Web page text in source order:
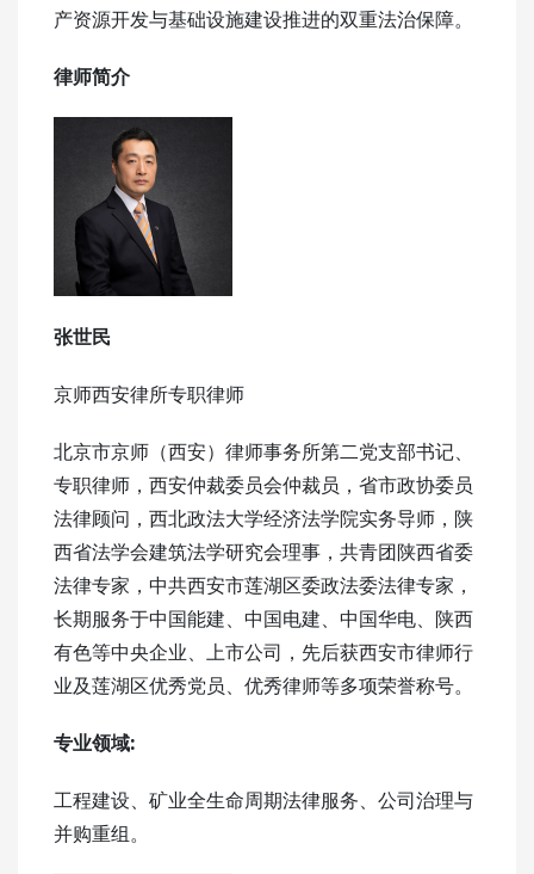
产资源开发与基础设施建设推进的双重法治保障。
律师简介
张世民
京师西安律所专职律师
北京市京师（西安）律师事务所第二党支部书记、
专职律师，西安仲裁委员会仲裁员，省市政协委员
法律顾问，西北政法大学经济法学院实务导师，陕
西省法学会建筑法学研究会理事，共青团陕西省委
法律专家，中共西安市莲湖区委政法委法律专家，
长期服务于中国能建、中国电建、中国华电、陕西
有色等中央企业、上市公司，先后获西安市律师行
业及莲湖区优秀党员、优秀律师等多项荣誉称号。
专业领域:
工程建设、矿业全生命周期法律服务、公司治理与
并购重组。